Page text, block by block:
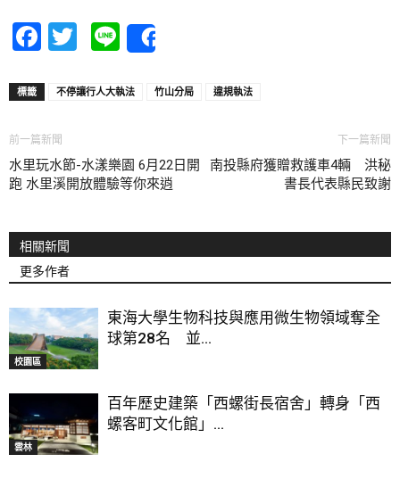
Facebook
Twitter
Line
標籤 不停讓行人大執法 竹山分局 違規執法
前一篇新聞
水里玩水節-水漾樂園 6月22日開
跑 水里溪開放體驗等你來逍
下一篇新聞
南投縣府獲贈救護車4輛 洪秘
書長代表縣民致謝
相關新聞
更多作者
校園區
東海大學生物科技與應用微生物領域奪全
球第28名 並...
雲林
百年歷史建築「西螺街長宿舍」轉身「西
螺客町文化館」...